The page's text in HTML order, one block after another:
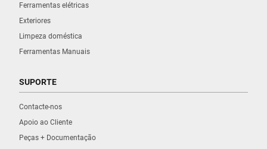
Ferramentas elétricas
Exteriores
Limpeza doméstica
Ferramentas Manuais
SUPORTE
Contacte-nos
Apoio ao Cliente
Peças + Documentação